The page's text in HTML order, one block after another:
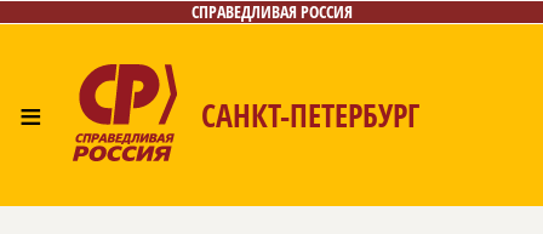
СПРАВЕДЛИВАЯ РОССИЯ
≡ САНКТ-ПЕТЕРБУРГ